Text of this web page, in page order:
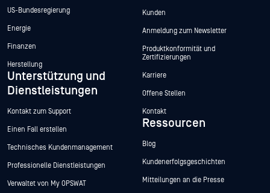
US-Bundesregierung
Energie
Finanzen
Herstellung
Unterstützung und
Dienstleistungen
Kontakt zum Support
Einen Fall erstellen
Technisches Kundenmanagement
Professionelle Dienstleistungen
Verwaltet von My OPSWAT
Kunden
Anmeldung zum Newsletter
Produktkonformität und
Zertifizierungen
Karriere
Offene Stellen
Kontakt
Ressourcen
Blog
Kundenerfolgsgeschichten
Mitteilungen an die Presse